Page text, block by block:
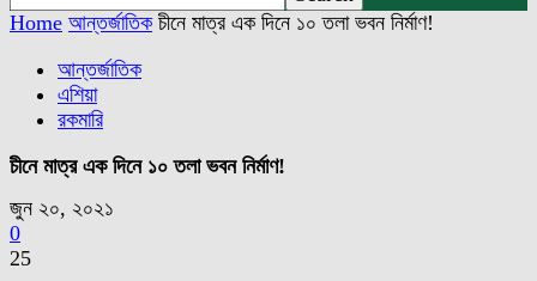
Home আন্তর্জাতিক চীনে মাত্র এক দিনে ১০ তলা ভবন নির্মাণ!
আন্তর্জাতিক
এশিয়া
রকমারি
চীনে মাত্র এক দিনে ১০ তলা ভবন নির্মাণ!
জুন ২০, ২০২১
0
25